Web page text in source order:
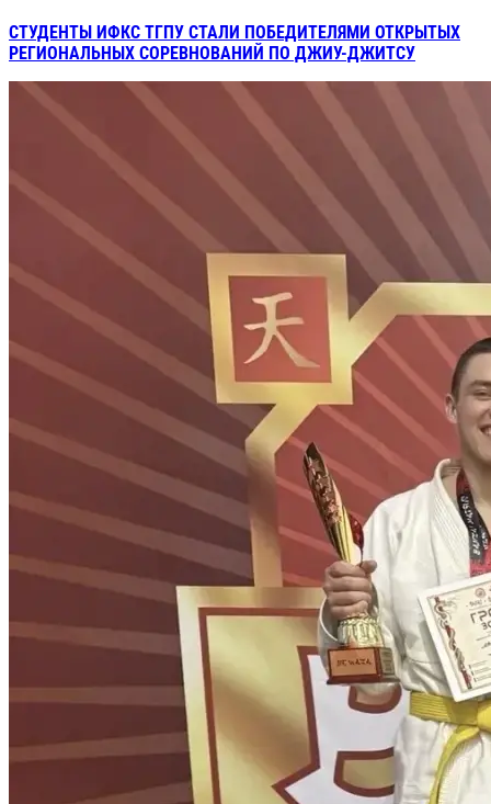
СТУДЕНТЫ ИФКС ТГПУ СТАЛИ ПОБЕДИТЕЛЯМИ ОТКРЫТЫХ
РЕГИОНАЛЬНЫХ СОРЕВНОВАНИЙ ПО ДЖИУ-ДЖИТСУ